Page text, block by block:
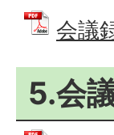
会議
5.会